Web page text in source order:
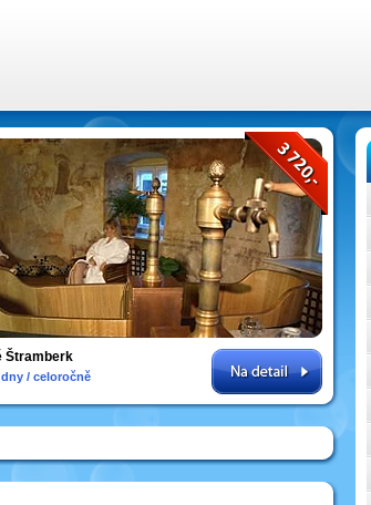
Štramberk
/ celoročně